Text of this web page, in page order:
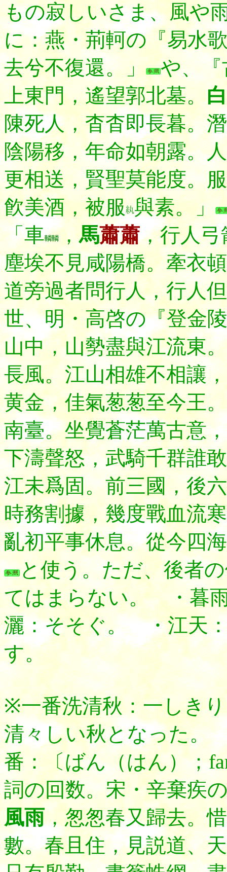
もの寂しいさま、風や
に：燕・荊軻の『易水
去兮不復還。」 や、『
上東門，遙望郭北墓。
陳死人，杳杳即長暮。
陰陽移，年命如朝露。
更相送，賢聖莫能度。
飮美酒，被服 與素。」
「車
，馬蕭蕭，行人弓
塵埃不見咸陽橋。牽衣
道旁過者問行人，行人
世、明・高啓の『登金
山中，山勢盡與江流東
長風。江山相雄不相讓
黄金，佳氣葱葱至今王
南臺。坐覺蒼茫萬古意
下濤聲怒，武騎千群誰
江未爲固。前三國，後
時務割據，幾度戰血流
亂初平事休息。從今四
と使う。ただ、後者
てはまらない。 ・暮
灑：そそぐ。 ・江天
す。
※一番洗清秋：一しき
清々しい秋となった
番：〔ばん（はん）；
詞の回数。宋・辛棄疾
風雨，怱怱春又歸去。
數。春且住，見説道、